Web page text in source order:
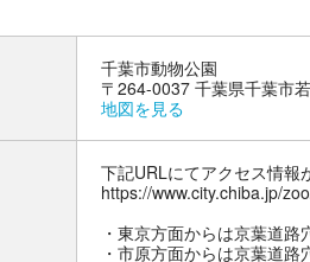
千葉市動物公園
〒264-0037 千葉県千葉市
地図を見る
下記URLにてアクセス情報
https://www.city.chiba.jp/
・東京方面からは京葉道
・市原方面からは京葉道